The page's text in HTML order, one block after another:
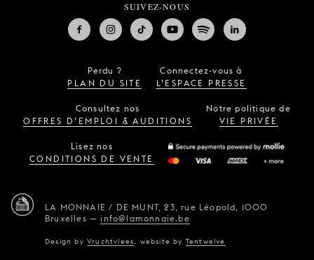
SUIVEZ-NOUS
Perdu ?
PLAN DU SITE
Connectez-vous à
L’ESPACE PRESSE
Consultez nos
OFFRES D’EMPLOI & AUDITIONS
Notre politique de
VIE PRIVÉE
Lisez nos
CONDITIONS DE VENTE
LA MONNAIE / DE MUNT, 23, rue Léopold, 1000
Bruxelles —info@lamonnaie.be
Design byVruchtvlees website by Tentwelve